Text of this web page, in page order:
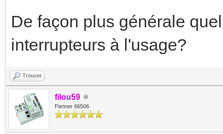
De façon plus générale
interrupteurs à l'usage?
Trouver
filou59
Partner 66506